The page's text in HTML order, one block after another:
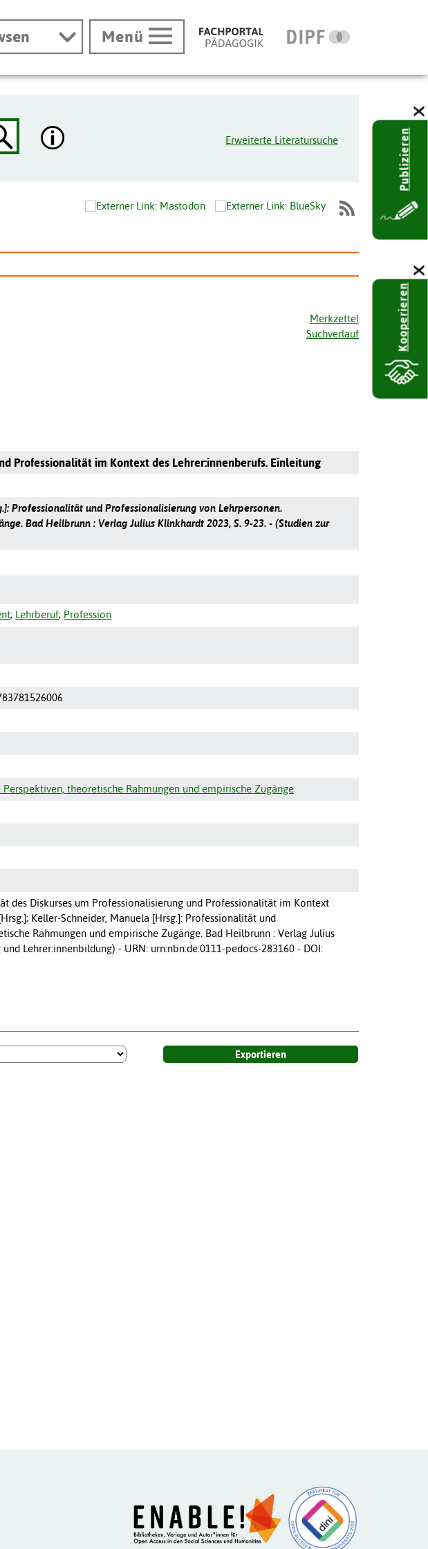
Menü
Erweiterte Literatursuche
Merkzettel
Suchverlauf
Professionalität im Kontext des Lehrer:innenberufs. Einleitung
Professionalität und Professionalisierung von Lehrpersonen.
Bad Heilbrunn : Verlag Julius Klinkhardt 2023, S. 9-23. - (Studien zur
; Lehrberuf; Profession
theoretische Rahmungen und empirische Zugänge
des Diskurses um Professionalisierung und Professionalität im Kontext
Keller-Schneider, Manuela [Hrsg.]: Professionalität und
Rahmungen und empirische Zugänge. Bad Heilbrunn : Verlag Julius
Lehrer:innenbildung) - URN: urn:nbn:de:0111-pedocs-283160 - DOI:
Publizieren
Kooperieren